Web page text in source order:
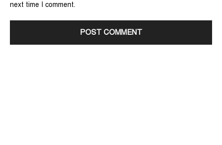
next time I comment.